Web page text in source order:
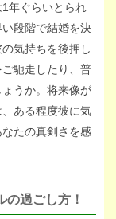
年ぐらいとられ
段階で結婚を決
気持ちを後押し
馳走したり、普
うか。将来像が
ある程度彼に気
たの真剣さを感
過ごし方！